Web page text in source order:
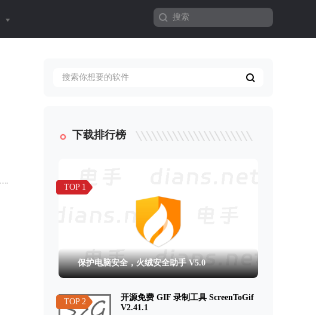
下载排行榜
TOP 1
保护电脑安全，火绒安全助手 V5.0
TOP 2
开源免费 GIF 录制工具 ScreenToGif
V2.41.1